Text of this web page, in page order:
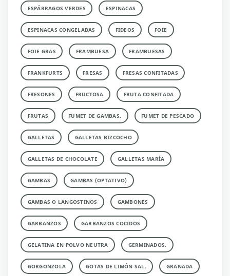
ESPÁRRAGOS VERDES ESPINACAS
ESPINACAS CONGELADAS FIDEOS FOIE
FOIE GRAS FRAMBUESA FRAMBUESAS
FRANKFURTS FRESAS FRESAS CONFITADAS
FRESONES FRUCTOSA FRUTA CONFITADA
FRUTAS FUMET DE GAMBAS. FUMET DE PESCADO
GALLETAS GALLETAS BIZCOCHO
GALLETAS DE CHOCOLATE GALLETAS MARÍA
GAMBAS GAMBAS (OPTATIVO)
GAMBAS O LANGOSTINOS GAMBONES
GARBANZOS GARBANZOS COCIDOS
GELATINA EN POLVO NEUTRA GERMINADOS.
GORGONZOLA GOTAS DE LIMÓN SAL. GRANADA